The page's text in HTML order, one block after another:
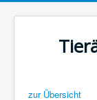
zur Übersicht